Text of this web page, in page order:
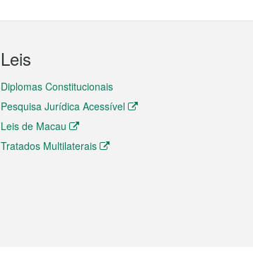
Leis
Diplomas Constitucionais
Pesquisa Jurídica Acessível
Leis de Macau
Tratados Multilaterais